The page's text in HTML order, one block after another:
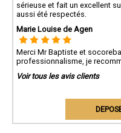
sérieuse et fait un excellent
aussi été respectés.
Marie Louise de Agen
Merci Mr Baptiste et
professionnalisme, je
Voir tous les avis clients